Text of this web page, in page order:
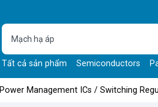
Tất cả sản phẩm Semiconductors
Power Management ICs / Switching